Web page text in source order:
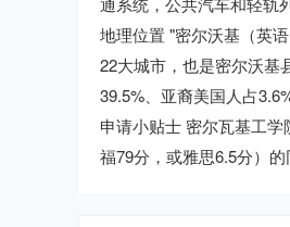
地理位置 "密尔沃基（英
22大城市，也是密尔沃基
39.5%、亚裔美国人占
申请小贴士 密尔瓦基工
福79分，或雅思6.5分）